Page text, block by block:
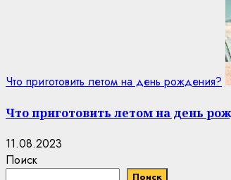
Что приготовить летом на день рождения?
Что приготовить летом на день
11.08.2023
Поиск
Поиск